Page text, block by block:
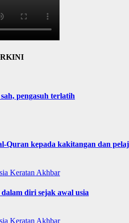
pengasuh terlatih
Quran kepada kakitangan dan
Keratan Akhbar
diri sejak awal usia
Keratan Akhbar